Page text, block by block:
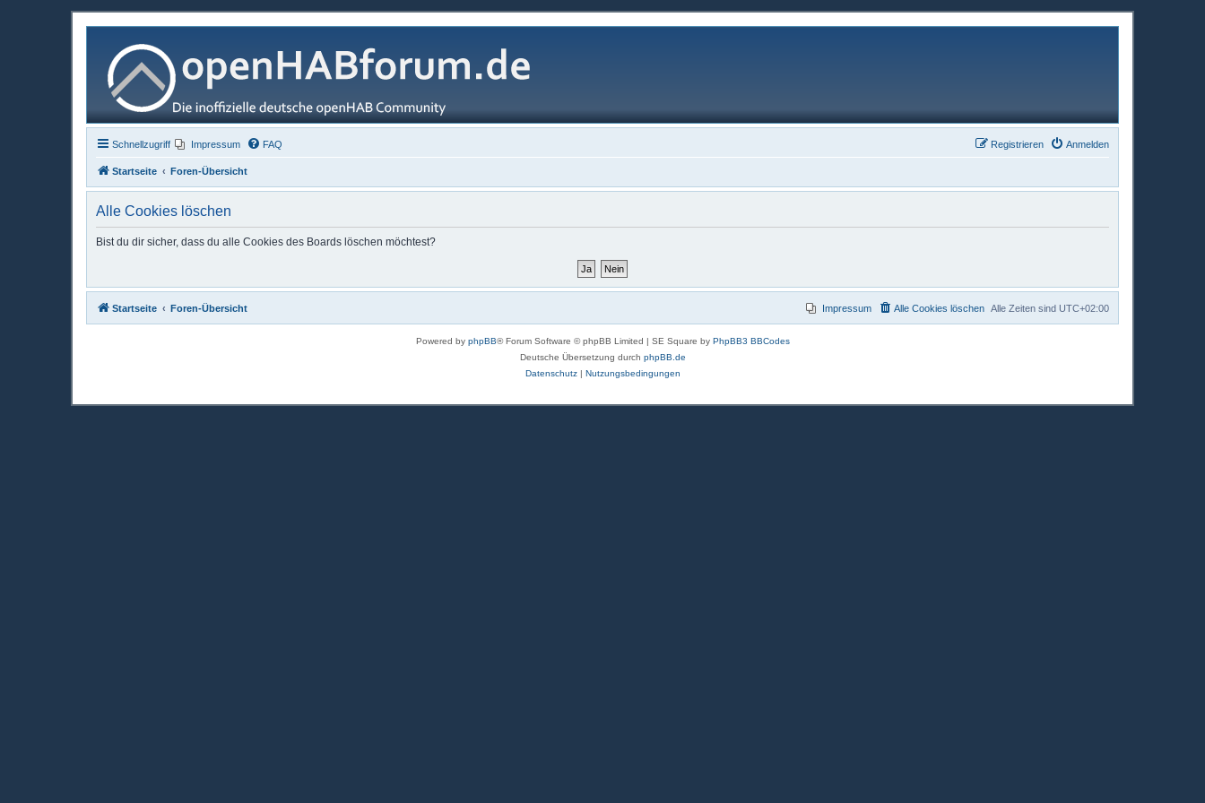
Schnellzugriff Impressum FAQ Anmelden
Registrieren
Startseite Foren-Übersicht
Alle Cookies löschen
Bist du dir sicher, dass du alle Cookies des Boards löschen möchtest?
Startseite Foren-Übersicht Alle Zeiten sind UTC+02:00
Alle Cookies löschen
Impressum
Powered by phpBB® Forum Software © phpBB Limited | SE Square by PhpBB3 BBCodes
Deutsche Übersetzung durch phpBB.de
Datenschutz| Nutzungsbedingungen